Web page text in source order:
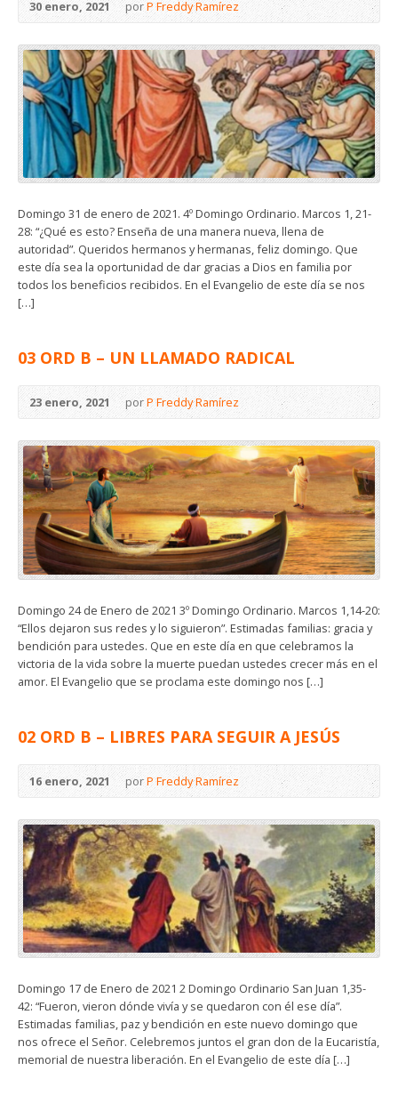
30 enero, 2021 porP Freddy Ramírez
Domingo 31 de enero de 2021. 4º Domingo Ordinario. Marcos 1, 21-
28: “¿Qué es esto? Enseña de una manera nueva, llena de
autoridad”. Queridos hermanos y hermanas, feliz domingo. Que
este día sea la oportunidad de dar gracias a Dios en familia por
todos los beneficios recibidos. En el Evangelio de este día se nos
[…]
03 ORD B – UN LLAMADO RADICAL
23 enero, 2021 porP Freddy Ramírez
Domingo 24 de Enero de 2021 3º Domingo Ordinario. Marcos 1,14-20:
“Ellos dejaron sus redes y lo siguieron”. Estimadas familias: gracia y
bendición para ustedes. Que en este día en que celebramos la
victoria de la vida sobre la muerte puedan ustedes crecer más en el
amor. El Evangelio que se proclama este domingo nos […]
02 ORD B – LIBRES PARA SEGUIR A JESÚS
16 enero, 2021 porP Freddy Ramírez
Domingo 17 de Enero de 2021 2 Domingo Ordinario San Juan 1,35-
42: “Fueron, vieron dónde vivía y se quedaron con él ese día”.
Estimadas familias, paz y bendición en este nuevo domingo que
nos ofrece el Señor. Celebremos juntos el gran don de la Eucaristía,
memorial de nuestra liberación. En el Evangelio de este día […]